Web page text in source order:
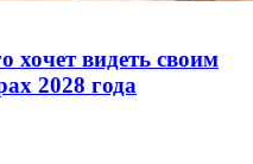
хочет видеть своим
2028 года